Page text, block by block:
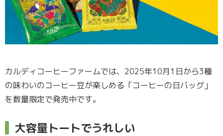
カルディコーヒーファームでは、2025年10月1日から3種
の味わいのコーヒー豆が楽しめる「コーヒーの日バッグ」
を数量限定で発売中です。
大容量トートでうれしい